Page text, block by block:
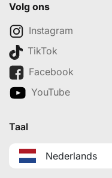
Volg ons
Instagram
TikTok
Facebook
YouTube
Taal
Nederlands